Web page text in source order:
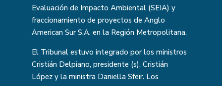
Evaluación de Impacto Ambiental (SEIA) y
fraccionamiento de proyectos de Anglo
American Sur S.A. en la Región Metropolitana.
El Tribunal estuvo integrado por los ministros
Cristián Delpiano, presidente (s), Cristián
López y la ministra Daniella Sfeir. Los